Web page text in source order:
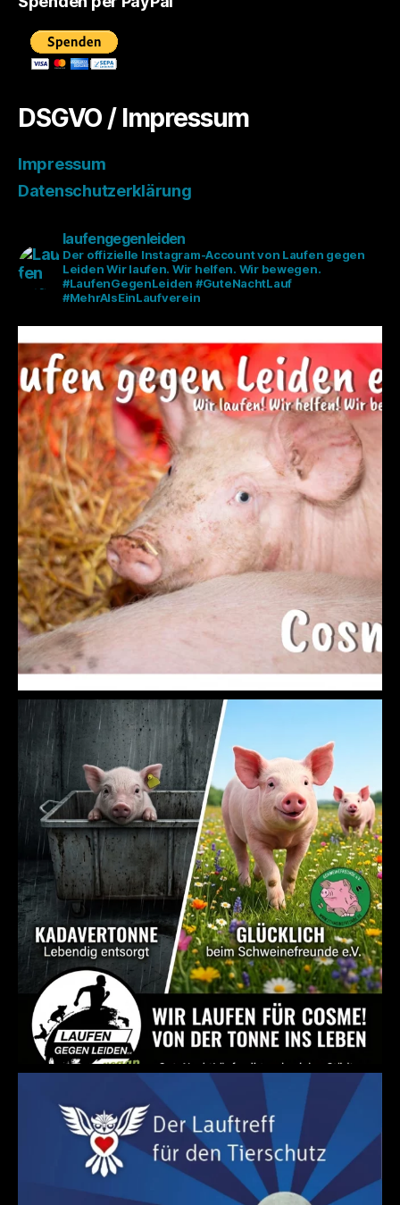
DSGVO / Impressum
Impressum
Datenschutzerklärung
laufengegenleiden
Der offizielle Instagram-Account von Laufen gegen
LeidenWir laufen. Wir helfen. Wir bewegen.
#LaufenGegenLeiden #GuteNachtLauf
#MehrAlsEinLaufverein